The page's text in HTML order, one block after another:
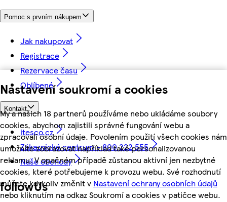
Nastavení soukromí a cookies
My a našich 18 partnerů používáme nebo ukládáme soubory
cookies, abychom zajistili správné fungování webu a
zpracovali osobní údaje. Povolením použití všech cookies nám
umožníte zobrazovat například také personalizovanou
reklamu. V opačném případě zůstanou aktivní jen nezbytné
cookies, které potřebujeme k provozu webu. Své rozhodnutí
můžete kdykoliv změnit v Nastavení ochrany osobních údajů
nebo kliknutím na odkaz Soukromí a cookies v patičce webu.
Pomoc s prvním nákupem
Jak nakupovat
Registrace
Rezervace času
Oblíbené
Kontakt
itesco.cz
Zákaznické centrum - 800 222 555
Naše obchody
followUs